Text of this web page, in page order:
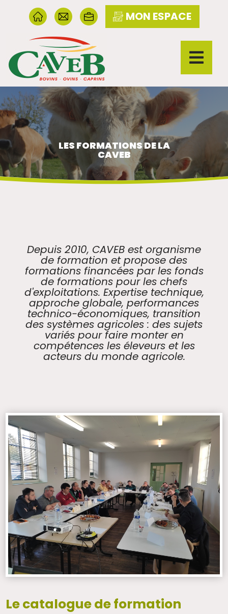
MON ESPACE
LES FORMATIONS DE LA
CAVEB
Depuis 2010, CAVEB est organisme
de formation et propose des
formations financées par les fonds
de formations pour les chefs
d'exploitations. Expertise technique,
approche globale, performances
technico-économiques, transition
des systèmes agricoles : des sujets
variés pour faire monter en
compétences les éleveurs et les
acteurs du monde agricole.
Le catalogue de formation